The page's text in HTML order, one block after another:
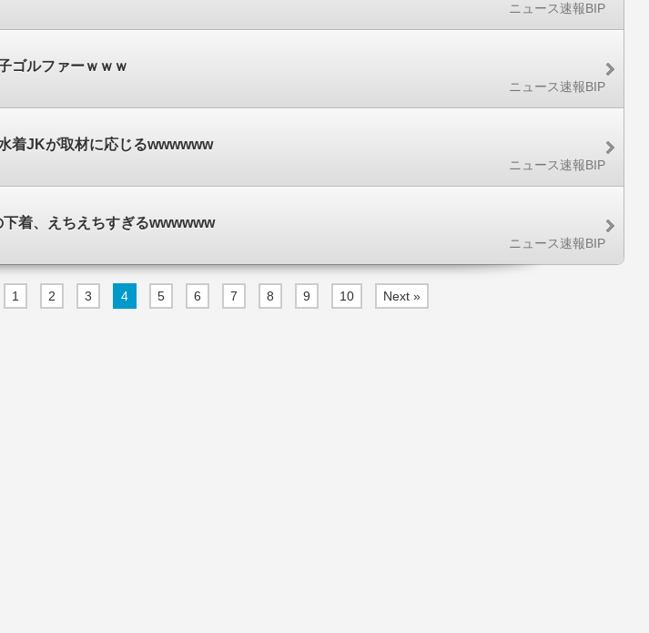
ニュース速報BIP
ゴルファーｗｗｗ
ニュース速報BIP
着JKが取材に応じるwwwwww
ニュース速報BIP
着、えちえちすぎるwwwwww
ニュース速報BIP
1 2 3 4 5 6 7 8 9 10 Next »